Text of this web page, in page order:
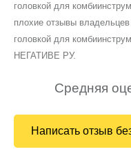
головкой для
плохие отзывы
головкой для
НЕГАТИВЕ РУ.
Средняя
Написать отзыв